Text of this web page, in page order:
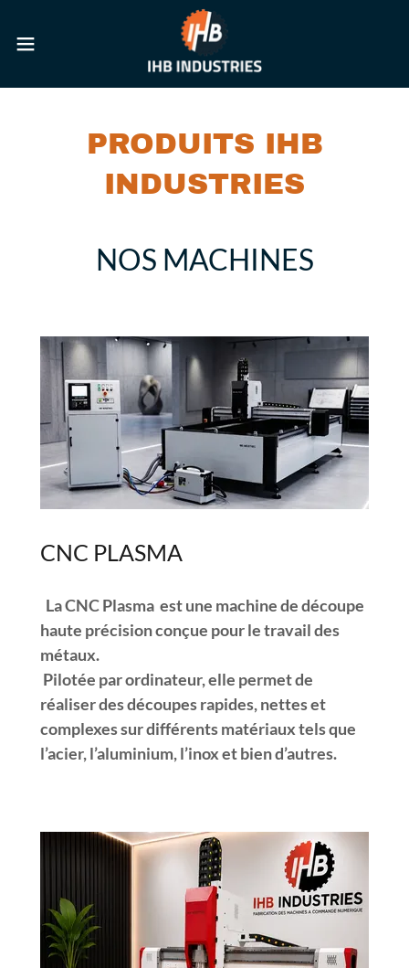
PRODUITS IHB
INDUSTRIES
NOS MACHINES
CNC PLASMA
La CNC Plasma est une machine de découpe
haute précision conçue pour le travail des
métaux.
Pilotée par ordinateur, elle permet de
réaliser des découpes rapides, nettes et
complexes sur différents matériaux tels que
l’acier, l’aluminium, l’inox et bien d’autres.